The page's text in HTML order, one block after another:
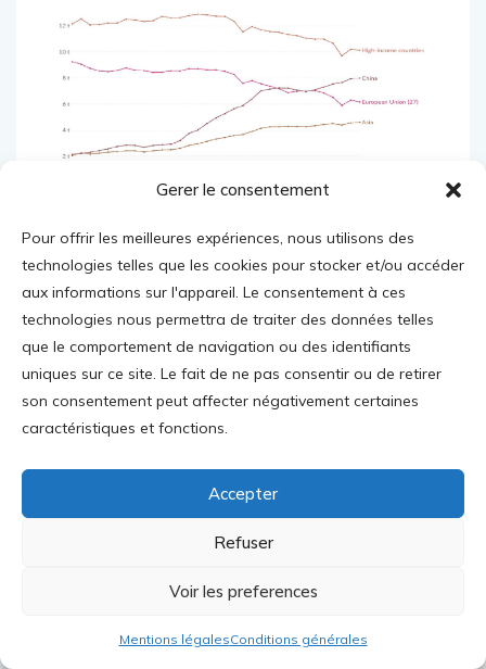
Gerer le consentement
Pour offrir les meilleures expériences, nous utilisons des
technologies telles que les cookies pour stocker et/ou accéder
aux informations sur l'appareil. Le consentement à ces
technologies nous permettra de traiter des données telles
que le comportement de navigation ou des identifiants
uniques sur ce site. Le fait de ne pas consentir ou de retirer
son consentement peut affecter négativement certaines
caractéristiques et fonctions.
Accepter
Refuser
Voir les preferences
Mentions légalesConditions générales
Sources : Global Carbon Budget (2023).
Population based on various sources (2023).
OurWorldin Data.org/co2-and-greenhouse-gas-
emissions
Les émergents ont à ce jour choisi le charbon
Or, les grands blocs émergents, dont la Chine
pour accroître leur production
électrique. Entre 1990 et 2023, l’Asie a
multiplié sa consommation d’énergie par 3,6 et
TWh, dont la moitié en charbon, soit 7 fois plus
que pour la somme des renouvelables et du